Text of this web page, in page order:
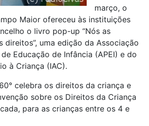
março, o
Maior ofereceu às instituições
o livro pop-up “Nós as
direitos”, uma edição da Associação
Educação de Infância (APEI) e do
à Criança (IAC).
celebra os direitos da criança e
sobre os Direitos da Criança
para as crianças entre os 4 e